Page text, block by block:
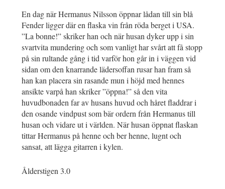
En dag när Hermanus Nilsson öppnar lådan till sin blå
Fender ligger där en flaska vin från röda berget i USA.
”La bonne!” skriker han och när husan dyker upp i sin
svartvita mundering och som vanligt har svårt att få stopp
på sin rultande gång i tid varför hon går in i väggen vid
sidan om den knarrande lädersoffan rusar han fram så
han kan placera sin rasande mun i höjd med hennes
ansikte varpå han skriker ”öppna!” så den vita
huvudbonaden far av husans huvud och håret fladdrar i
den osande vindpust som bär ordern från Hermanus till
husan och vidare ut i världen. När husan öppnat flaskan
tittar Hermanus på henne och ber henne, lugnt och
sansat, att lägga gitarren i kylen.
Ålderstigen 3.0